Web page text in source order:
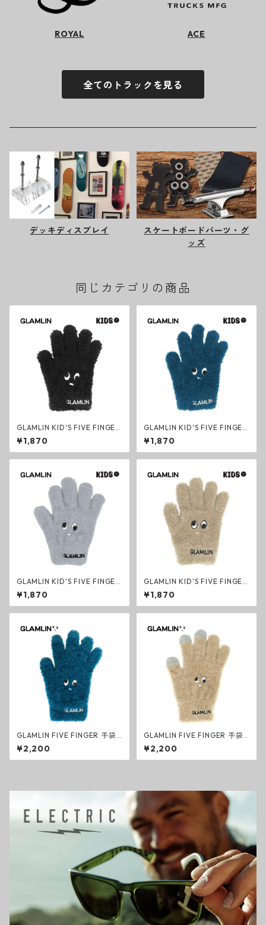
ROYAL ACE
全てのトラックを見る
デッキディスプレイ
スケートボードパーツ・グ
ッズ
同じカテゴリの商品
GLAMLIN KID'S FIVE FINGER
キッズ手袋 ブラック グローブ
子供用 ファッション グラムリ
ン
¥1,870
GLAMLIN KID'S FIVE FINGER
キッズ手袋 ティール グローブ
子供用 ファッション グラムリ
ン
¥1,870
GLAMLIN KID'S FIVE FINGER
キッズ手袋 グレー グローブ 子
供用 ファッション グラムリン
¥1,870
GLAMLIN KID'S FIVE FINGER
キッズ手袋 キャメル グローブ
子供用 ファッション グラムリ
ン
¥1,870
GLAMLIN FIVE FINGER 手袋
ティール タッチパネルグロー
ブ ファッション グラムリン
¥2,200
GLAMLIN FIVE FINGER 手袋
キャメル タッチパネルグロー
ブ ファッション グラムリン
¥2,200